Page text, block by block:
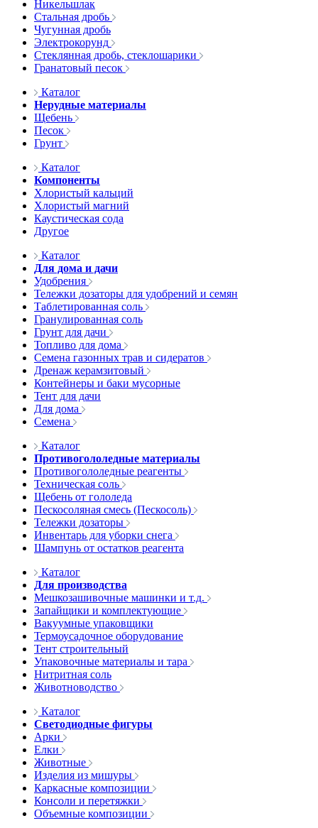
Никельшлак
Стальная дробь
Чугунная дробь
Электрокорунд
Стеклянная дробь, стеклошарики
Гранатовый песок
Каталог
Нерудные материалы
Щебень
Песок
Грунт
Каталог
Компоненты
Хлористый кальций
Хлористый магний
Каустическая сода
Другое
Каталог
Для дома и дачи
Удобрения
Тележки дозаторы для удобрений и семян
Таблетированная соль
Гранулированная соль
Грунт для дачи
Топливо для дома
Семена газонных трав и сидератов
Дренаж керамзитовый
Контейнеры и баки мусорные
Тент для дачи
Для дома
Семена
Каталог
Противогололедные материалы
Противогололедные реагенты
Техническая соль
Щебень от гололеда
Пескосоляная смесь (Пескосоль)
Тележки дозаторы
Инвентарь для уборки снега
Шампунь от остатков реагента
Каталог
Для производства
Мешкозашивочные машинки и т.д.
Запайщики и комплектующие
Вакуумные упаковщики
Термоусадочное оборудование
Тент строительный
Упаковочные материалы и тара
Нитритная соль
Животноводство
Каталог
Светодиодные фигуры
Арки
Елки
Животные
Изделия из мишуры
Каркасные композиции
Консоли и перетяжки
Объемные композиции